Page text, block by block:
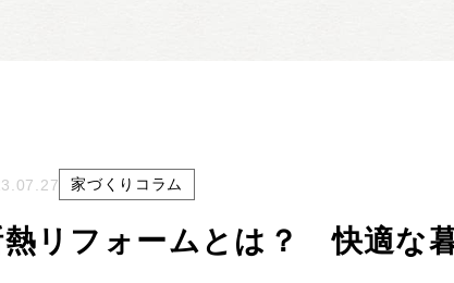
家づくりコラム
熱リフォームとは？ 快適な